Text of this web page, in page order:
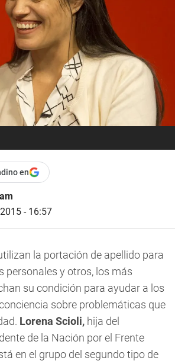
en
- 16:57
utilizan la portación de apellido para
personales y otros, los más
su condición para ayudar a los
sobre problemáticas que
Lorena Scioli, hija del
de la Nación por el Frente
en el grupo del segundo tipo de